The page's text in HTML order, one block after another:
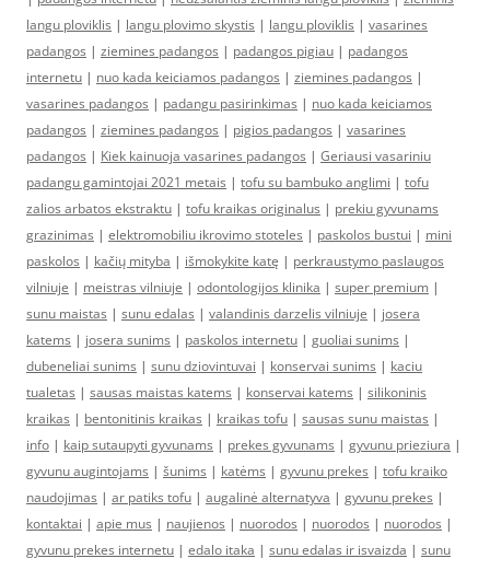
langu ploviklis | langu plovimo skystis | langu ploviklis | vasarines
padangos | ziemines padangos | padangos pigiau | padangos
internetu | nuo kada keiciamos padangos | ziemines padangos |
vasarines padangos | padangu pasirinkimas | nuo kada keiciamos
padangos | ziemines padangos | pigios padangos | vasarines
padangos | Kiek kainuoja vasarines padangos | Geriausi vasariniu
padangu gamintojai 2021 metais | tofu su bambuko anglimi | tofu
zalios arbatos ekstraktu | tofu kraikas originalus | prekiu gyvunams
grazinimas | elektromobiliu ikrovimo stoteles | paskolos bustui | mini
paskolos | kačių mityba | išmokykite katę | perkraustymo paslaugos
vilniuje | meistras vilniuje | odontologijos klinika | super premium |
sunu maistas | sunu edalas | valandinis darzelis vilniuje | josera
katems | josera sunims | paskolos internetu | guoliai sunims |
dubeneliai sunims | sunu dziovintuvai | konservai sunims | kaciu
tualetas | sausas maistas katems | konservai katems | silikoninis
kraikas | bentonitinis kraikas | kraikas tofu | sausas sunu maistas |
info | kaip sutaupyti gyvunams | prekes gyvunams | gyvunu prieziura |
gyvunu augintojams | šunims | katėms | gyvunu prekes | tofu kraiko
naudojimas | ar patiks tofu | augalinė alternatyva | gyvunu prekes |
kontaktai | apie mus | naujienos | nuorodos | nuorodos | nuorodos |
gyvunu prekes internetu | edalo itaka | sunu edalas ir isvaizda | sunu